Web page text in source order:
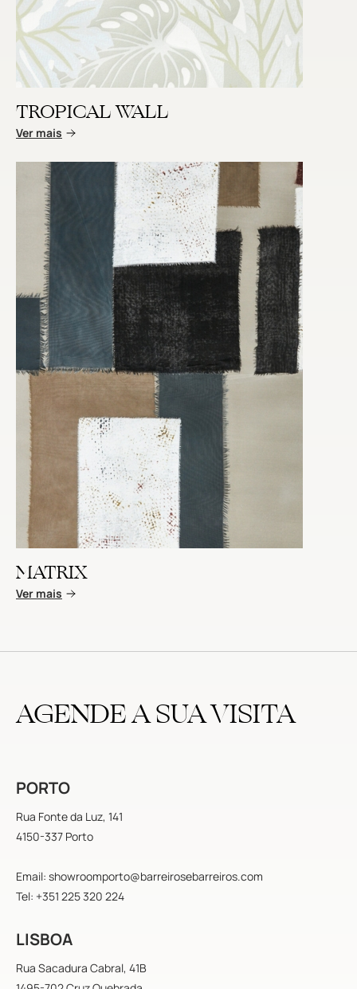
TROPICAL WALL
Ver mais
MATRIX
Ver mais
AGENDE A SUA VISITA
PORTO
Rua Fonte da Luz, 141
4150-337 Porto
Email: showroomporto@barreirosebarreiros.com
Tel: +351 225 320 224
LISBOA
Rua Sacadura Cabral, 41B